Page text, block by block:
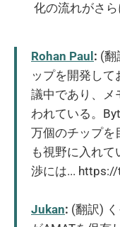
化の流れがさら
Rohan Paul : (翻
ップを開発し
議中であり、メ
われている。
万個のチップを
も視野に入れ
渉には...
Jukan: (翻訳)